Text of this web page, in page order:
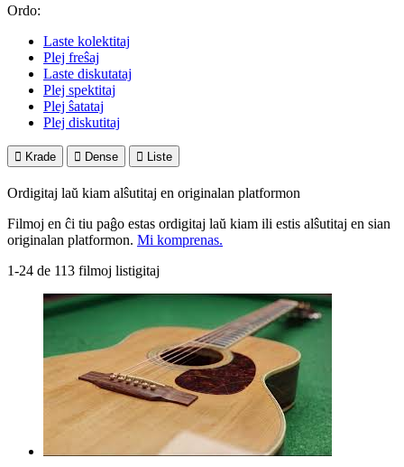
Ordo:
Laste kolektitaj
Plej freŝaj
Laste diskutataj
Plej spektitaj
Plej ŝatataj
Plej diskutitaj
 Krade  Dense  Liste
Ordigitaj laŭ kiam alŝutitaj en originalan platformon
Filmoj en ĉi tiu paĝo estas ordigitaj laŭ kiam ili estis alŝutitaj en sian
originalan platformon. Mi komprenas.
1-24 de 113 filmoj listigitaj